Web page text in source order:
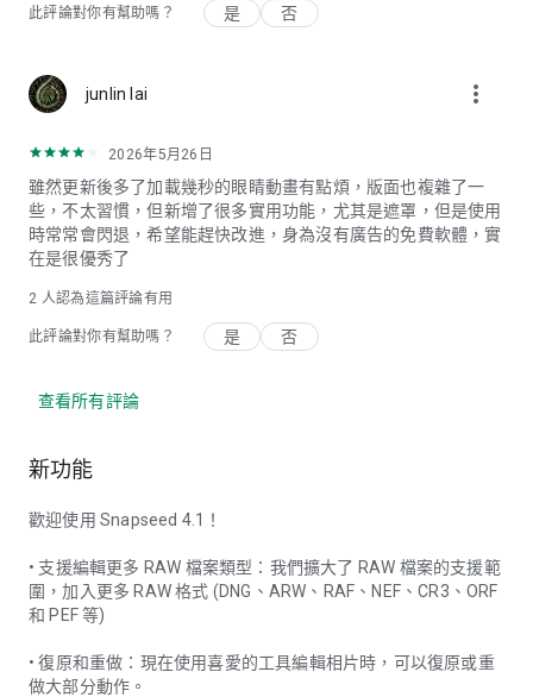
此評論對你有幫助嗎？ 是 否
junlin lai more_vert
2026年5月26日
雖然更新後多了加載幾秒的眼睛動畫有點煩，版面也複雜了一
些，不太習慣，但新增了很多實用功能，尤其是遮罩，但是使用
時常常會閃退，希望能趕快改進，身為沒有廣告的免費軟體，實
在是很優秀了
2 人認為這篇評論有用
此評論對你有幫助嗎？ 是 否
查看所有評論
新功能
歡迎使用 Snapseed 4.1！
• 支援編輯更多 RAW 檔案類型：我們擴大了 RAW 檔案的支援範
圍，加入更多 RAW 格式 (DNG、ARW、RAF、NEF、CR3、ORF
和 PEF 等)
• 復原和重做：現在使用喜愛的工具編輯相片時，可以復原或重
做大部分動作。